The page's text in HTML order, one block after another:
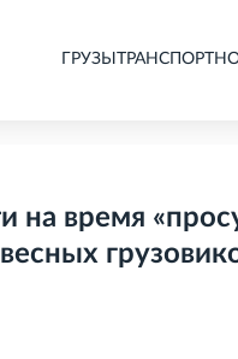
ГРУЗЫ ТРАНСПОРТ
на время